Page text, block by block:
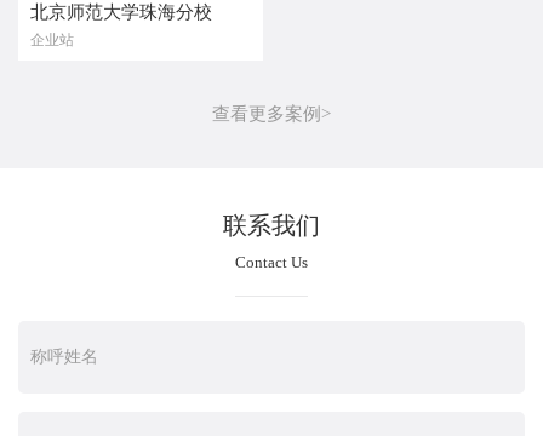
北京师范大学珠海分校
企业站
查看更多案例>
联系我们
Contact Us